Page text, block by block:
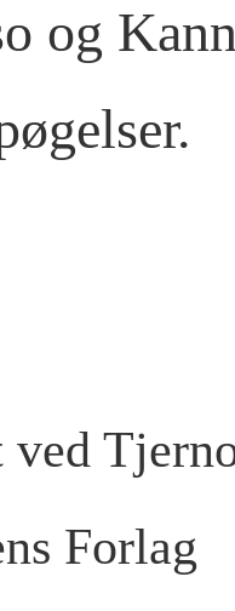
og
Forlag